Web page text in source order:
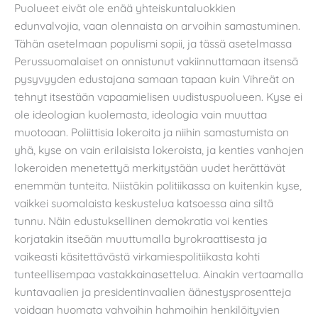
Puolueet eivät ole enää yhteiskuntaluokkien
edunvalvojia, vaan olennaista on arvoihin samastuminen.
Tähän asetelmaan populismi sopii, ja tässä asetelmassa
Perussuomalaiset on onnistunut vakiinnuttamaan itsensä
pysyvyyden edustajana samaan tapaan kuin Vihreät on
tehnyt itsestään vapaamielisen uudistuspuolueen. Kyse ei
ole ideologian kuolemasta, ideologia vain muuttaa
muotoaan. Poliittisia lokeroita ja niihin samastumista on
yhä, kyse on vain erilaisista lokeroista, ja kenties vanhojen
lokeroiden menetettyä merkitystään uudet herättävät
enemmän tunteita. Niistäkin politiikassa on kuitenkin kyse,
vaikkei suomalaista keskustelua katsoessa aina siltä
tunnu. Näin edustuksellinen demokratia voi kenties
korjatakin itseään muuttumalla byrokraattisesta ja
vaikeasti käsitettävästä virkamiespolitiikasta kohti
tunteellisempaa vastakkainasettelua. Ainakin vertaamalla
kuntavaalien ja presidentinvaalien äänestysprosentteja
voidaan huomata vahvoihin hahmoihin henkilöityvien